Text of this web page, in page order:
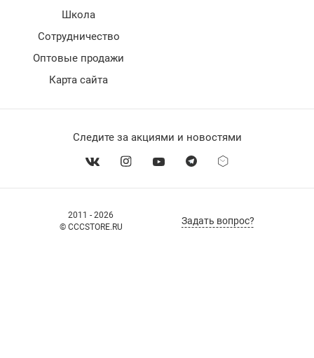
2011 - 2026
© CCCSTORE.RU
Задать вопрос?
Школа
Сотрудничество
Оптовые продажи
Карта сайта
Следите за акциями и новостями